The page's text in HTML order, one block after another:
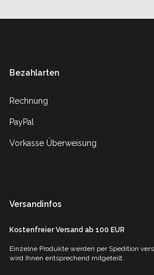
Bezahlarten
Rechnung
PayPal
Vorkasse Überweisung
Versandinfos
Kostenfreier Versand ab 100 EUR
Einzelne Produkte werden per Spedition
wird Ihnen entsprechend mitgeteilt.